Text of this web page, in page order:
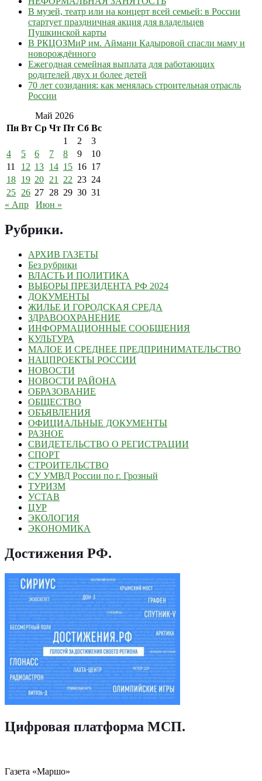
В музей, театр или на концерт всей семьей: в России
стартует праздничная акция для владельцев
Пушкинской карты
В РКЦОЗМиР им. Аймани Кадыровой спасли маму и
новорождённого
Ежегодная семейная выплата для работающих
родителей двух и более детей
70 лет созидания: как менялась строительная отрасль
России
Май 2026
Пн Вт Ср Чт Пт Сб Вс
1
2
3
4
5 6 7 8 9
10
11
12 13 14 15 16 17
18 19 20 21 22 23 24
25 26 27 28 29 30 31
« Апр
Июн »
Рубрики.
АРХИВ ГАЗЕТЫ
Без рубрики
ВЛАСТЬ И ПОЛИТИКА
ВЫБОРЫ ПРЕЗИДЕНТА РФ 2024
ДОКУМЕНТЫ
ЖИЛЬЕ И ГОРОДСКАЯ СРЕДА
ЗДРАВООХРАНЕНИЕ
ИНФОРМАЦИОННЫЕ СООБЩЕНИЯ
КУЛЬТУРА
МАЛОЕ И СРЕДНЕЕ ПРЕДПРИНИМАТЕЛЬСТВО
НАЦПРОЕКТЫ РОССИИ
НОВОСТИ
НОВОСТИ РАЙОНА
ОБРАЗОВАНИЕ
ОБЩЕСТВО
ОБЪЯВЛЕНИЯ
ОФИЦИАЛЬНЫЕ ДОКУМЕНТЫ
РАЗНОЕ
СВИДЕТЕЛЬСТВО О РЕГИСТРАЦИИ
СПОРТ
СТРОИТЕЛЬСТВО
СУ УМВД России по г. Грозный
ТУРИЗМ
УСТАВ
ЦУР
ЭКОЛОГИЯ
ЭКОНОМИКА
Достижения РФ.
Цифровая платформа МСП.
Газета «Маршо»